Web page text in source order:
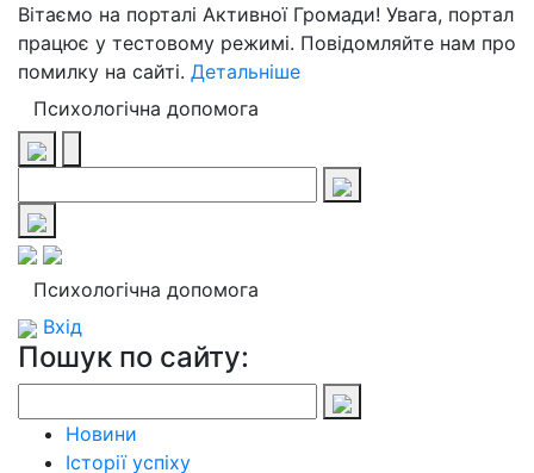
Вітаємо на порталі Активної Громади! Увага, портал
працює у тестовому режимі. Повідомляйте нам про
помилку на сайті. Детальніше
Психологічна допомога
Психологічна допомога
Вхід
Пошук по сайту:
Новини
Історії успіху